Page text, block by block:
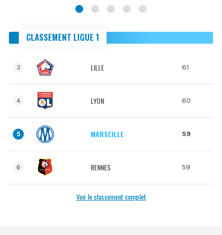
CLASSEMENT LIGUE 1
3 LILLE 61
4 LYON 60
5 MARSEILLE 59
6 RENNES 59
Voir le classement complet